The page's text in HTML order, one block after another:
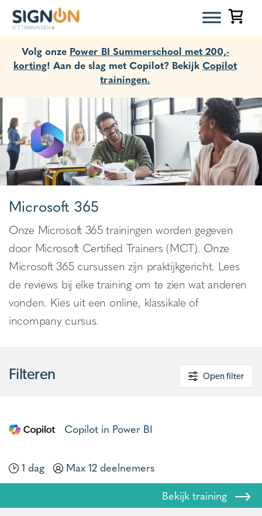
Volg onze Power BI Summerschool met 200,-
korting! Aan de slag met Copilot? Bekijk Copilot
trainingen.
Microsoft 365
Onze Microsoft 365 trainingen worden gegeven
door Microsoft Certified Trainers (MCT). Onze
Microsoft 365 cursussen zijn praktijkgericht. Lees
de reviews bij elke training om te zien wat anderen
vonden. Kies uit een online, klassikale of
incompany cursus.
Filteren Open filter
Copilot in Power BI
1 dag
Max 12 deelnemers
Bekijk training